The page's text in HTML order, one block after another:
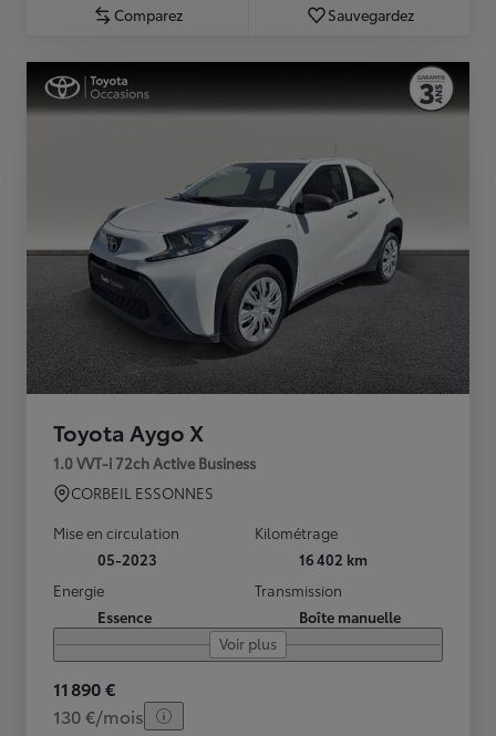
Comparez Sauvegardez
Toyota Aygo X
1.0 VVT-i 72ch Active Business
CORBEIL ESSONNES
Mise en circulation
05-2023
Kilométrage
16 402 km
Energie
Essence
Transmission
Boîte manuelle
Voir plus
11 890 €
130 €/mois